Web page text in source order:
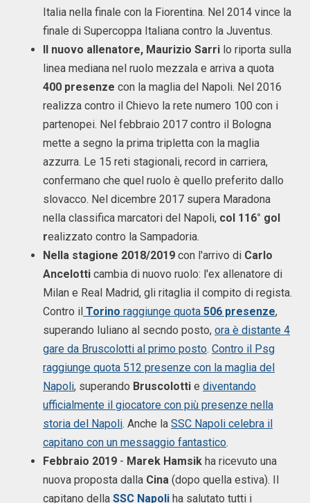
Italia nella finale con la Fiorentina. Nel 2014 vince la
finale di Supercoppa Italiana contro la Juventus.
Il nuovo allenatore, Maurizio Sarri lo riporta sulla
linea mediana nel ruolo mezzala e arriva a quota
400 presenze con la maglia del Napoli. Nel 2016
realizza contro il Chievo la rete numero 100 con i
partenopei. Nel febbraio 2017 contro il Bologna
mette a segno la prima tripletta con la maglia
azzurra. Le 15 reti stagionali, record in carriera,
confermano che quel ruolo è quello preferito dallo
slovacco. Nel dicembre 2017 supera Maradona
nella classifica marcatori del Napoli, col 116° gol
realizzato contro la Sampadoria.
Nella stagione 2018/2019 con l'arrivo di Carlo
Ancelotti cambia di nuovo ruolo: l'ex allenatore di
Milan e Real Madrid, gli ritaglia il compito di regista.
Contro il Torino raggiunge quota 506 presenze,
superando Iuliano al secndo posto, ora è distante 4
gare da Bruscolotti al primo posto. Contro il Psg
raggiunge quota 512 presenze con la maglia del
Napoli, superando Bruscolotti e diventando
ufficialmente il giocatore con più presenze nella
storia del Napoli. Anche la SSC Napoli celebra il
capitano con un messaggio fantastico.
Febbraio 2019 - Marek Hamsik ha ricevuto una
nuova proposta dalla Cina (dopo quella estiva). Il
capitano della SSC Napoli ha salutato tutti i